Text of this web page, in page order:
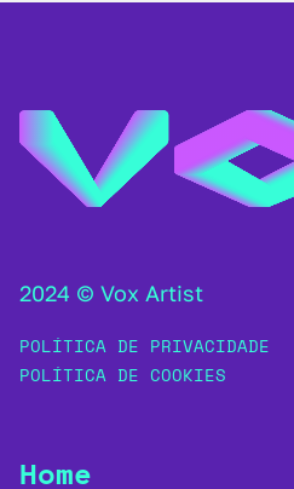
2024 © Vox Artist
POLÍTICA DE PRIVACIDADE
POLÍTICA DE COOKIES
Home